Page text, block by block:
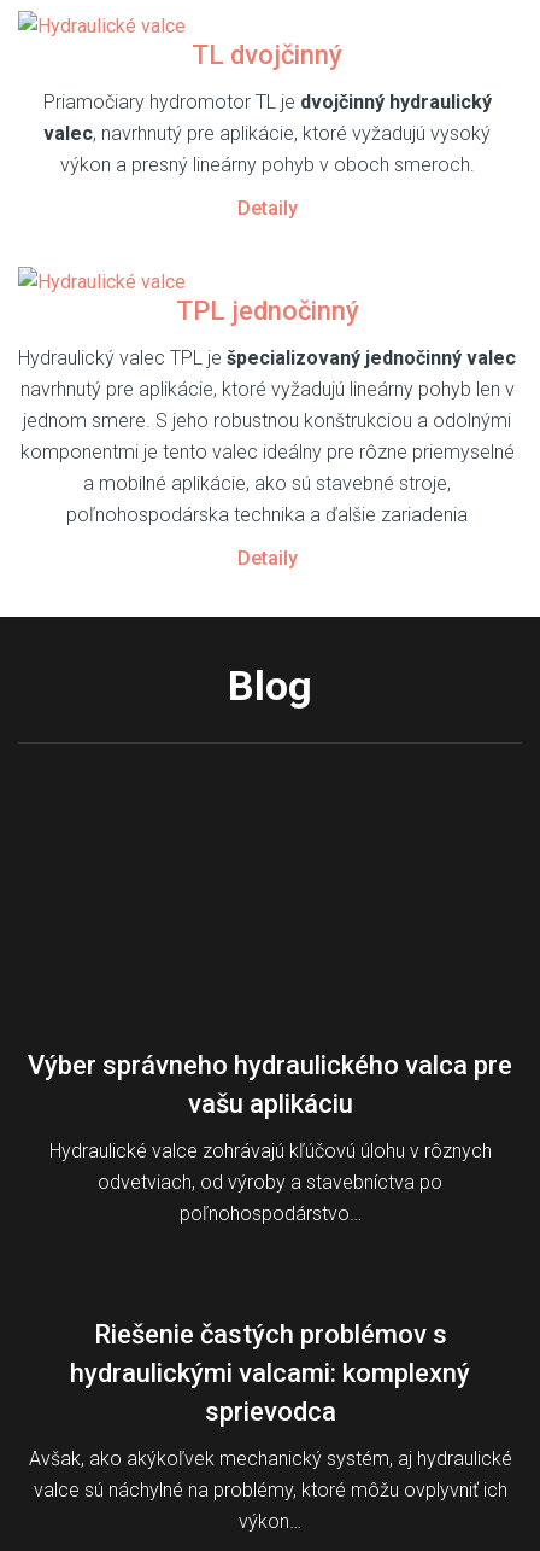
TL dvojčinný
Priamočiary hydromotor TL je dvojčinný hydraulický
valec, navrhnutý pre aplikácie, ktoré vyžadujú vysoký
výkon a presný lineárny pohyb v oboch smeroch.
Detaily
TPL jednočinný
Hydraulický valec TPL je špecializovaný jednočinný valec
navrhnutý pre aplikácie, ktoré vyžadujú lineárny pohyb len v
jednom smere. S jeho robustnou konštrukciou a odolnými
komponentmi je tento valec ideálny pre rôzne priemyselné
a mobilné aplikácie, ako sú stavebné stroje,
poľnohospodárska technika a ďalšie zariadenia
Detaily
Blog
Výber správneho hydraulického valca pre
vašu aplikáciu
Hydraulické valce zohrávajú kľúčovú úlohu v rôznych
odvetviach, od výroby a stavebníctva po
poľnohospodárstvo…
Riešenie častých problémov s
hydraulickými valcami: komplexný
sprievodca
Avšak, ako akýkoľvek mechanický systém, aj hydraulické
valce sú náchylné na problémy, ktoré môžu ovplyvniť ich
výkon…